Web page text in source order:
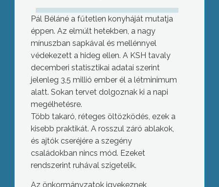
Pál Béláné a fűtetlen konyháját mutatja
éppen. Az elmúlt hetekben, a nagy
mínuszban sapkával és mellénnyel
védekezett a hideg ellen. A KSH tavaly
decemberi statisztikai adatai szerint
jelenleg 3,5 millió ember él a létminimum
alatt. Sokan tervet dolgoznak ki a napi
megélhetésre.
Több takaró, réteges öltözködés, ezek a
kisebb praktikát. A rosszul záró ablakok,
és ajtók cseréjére a szegény
családokban nincs mód. Ezeket
rendszerint ruhával szigetelik.
Az önkormányzatok igyekeznek